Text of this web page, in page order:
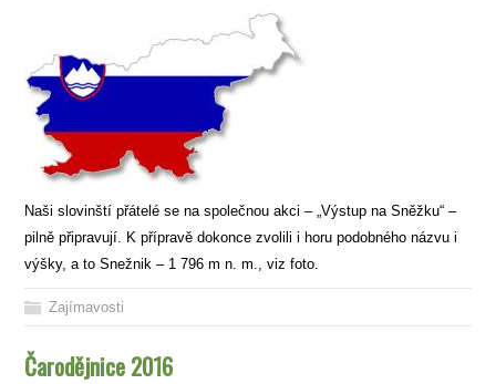
Naši slovinští přátelé se na společnou akci – „Výstup na Sněžku“ –
pilně připravují. K přípravě dokonce zvolili i horu podobného názvu i
výšky, a to Snežnik – 1 796 m n. m., viz foto.
Zajímavosti
Čarodějnice 2016